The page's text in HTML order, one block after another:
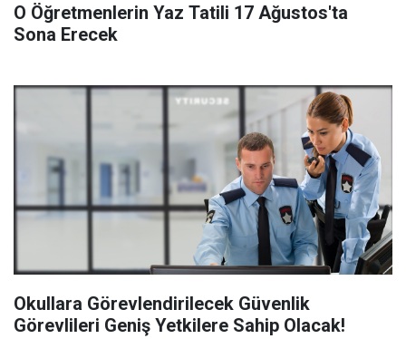
O Öğretmenlerin Yaz Tatili 17 Ağustos'ta
Sona Erecek
Okullara Görevlendirilecek Güvenlik
Görevlileri Geniş Yetkilere Sahip Olacak!